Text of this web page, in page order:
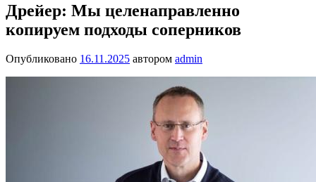
Дрейер: Мы целенаправленно
копируем подходы соперников
Опубликовано 16.11.2025 автором admin